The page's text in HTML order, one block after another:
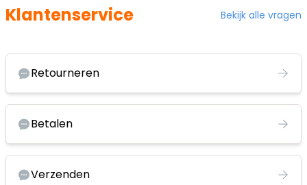
Klantenservice Bekijk alle vragen
Retourneren
Betalen
Verzenden